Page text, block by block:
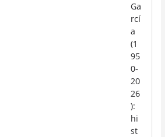
Ga
rcí
a
(1
95
0-
20
26
):
hi
st